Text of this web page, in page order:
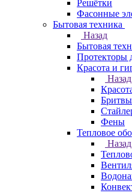
Решётки
Фасонные
Бытовая техника
Назад
Бытовая
Протекторы
Красота и
Назад
Фены
Тепловое
Назад